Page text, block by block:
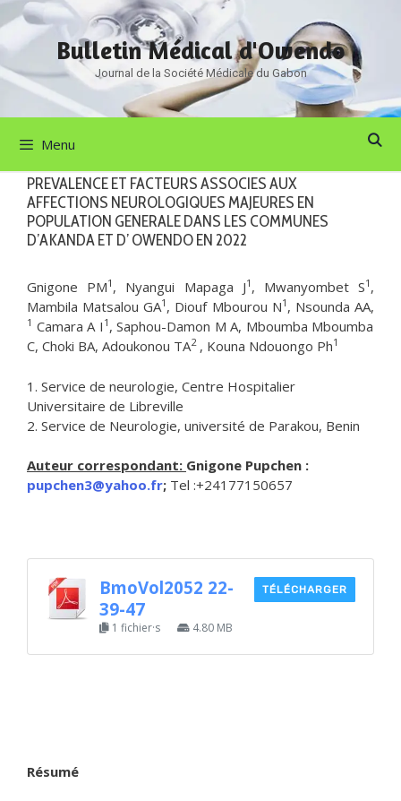
Aller
au
contenu
Bulletin Médical d'Owendo
Journal de la Société Médicale du Gabon
Menu
PREVALENCE ET FACTEURS ASSOCIES AUX
AFFECTIONS NEUROLOGIQUES MAJEURES EN
POPULATION GENERALE DANS LES COMMUNES
D’AKANDA ET D’ OWENDO EN 2022
Gnigone PM1 , Nyangui Mapaga J1 , Mwanyombet S1 ,
Mambila Matsalou GA1 , Diouf Mbourou N1 , Nsounda AA,
1 Camara A I 1 , Saphou-Damon M A, Mboumba Mboumba
C, Choki BA, Adoukonou TA2, Kouna Ndouongo Ph1
1. Service de neurologie, Centre Hospitalier
Universitaire de Libreville
2. Service de Neurologie, université de Parakou, Benin
Auteur correspondant: Gnigone Pupchen :
pupchen3@yahoo.fr; Tel :+24177150657
BmoVol2052 22-
39-47
1 fichier·s 4.80 MB
TÉLÉCHARGER
Résumé